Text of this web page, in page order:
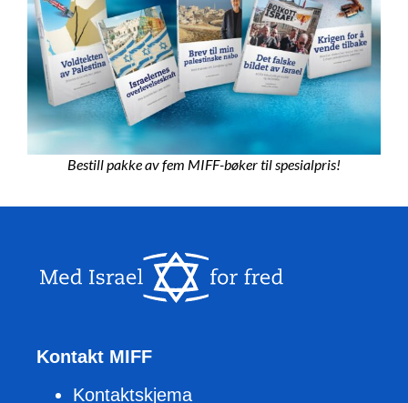
Bestill pakke av fem MIFF-bøker til spesialpris!
Kontakt MIFF
Kontaktskjema